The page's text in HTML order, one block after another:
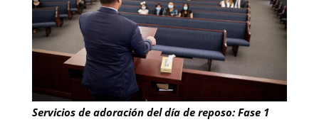
Servicios de adoración del día de reposo: Fase 1